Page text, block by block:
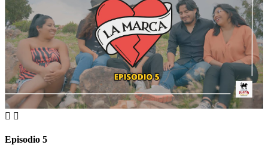
Episodio 5